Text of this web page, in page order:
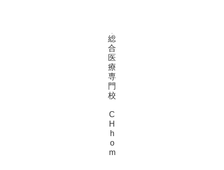
総
合
医
療
専
門
校
C
H
h
o
m